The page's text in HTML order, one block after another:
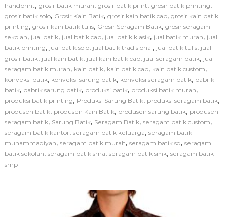
e
m
b
u
a
n
S
e
r
a
m
B
a
handprint, grosir batik murah, grosir batik print, grosir batik printing,
grosir batik solo, Grosir Kain Batik, grosir kain batik cap, grosir kain batik
printing, grosir kain batik tulis, Grosir Seragam Batik, grosir seragam
sekolah, jual batik, jual batik cap, jual batik klasik, jual batik murah, jual
batik printing, jual batik solo, jual batik tradisional, jual batik tulis, jual
grosir batik, jual kain batik, jual kain batik cap, jual seragam batik, jual
seragam batik murah, kain batik, kain batik cap, kain batik custom,
konveksi batik, konveksi sarung batik, konveksi seragam batik, pabrik
batik, pabrik sarung batik, produksi batik, produksi batik murah,
produksi batik printing, Produksi Sarung Batik, produksi seragam batik,
produsen batik, produsen Kain Batik, produsen sarung batik, produsen
seragam batik, Sarung Batik, Seragam Batik, seragam batik custom,
seragam batik kantor, seragam batik keluarga, seragam batik
muhammadiyah, seragam batik murah, seragam batik sd, seragam
batik sekolah, seragam batik sma, seragam batik smk, seragam batik
smp